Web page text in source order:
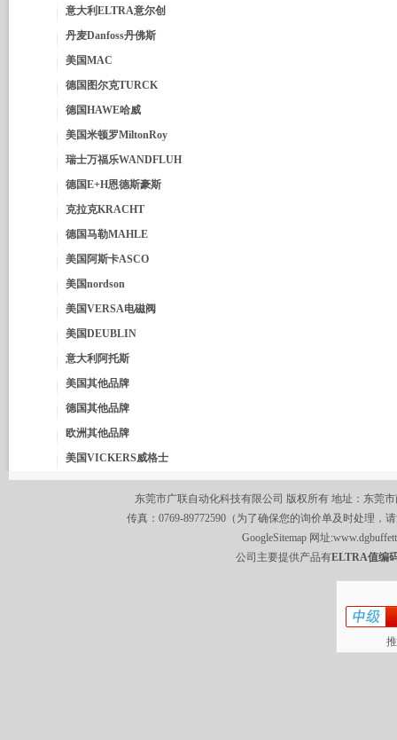
意大利ELTRA意尔创
丹麦Danfoss丹佛斯
美国MAC
德国图尔克TURCK
德国HAWE哈威
美国米顿罗MiltonRoy
瑞士万福乐WANDFLUH
德国E+H恩德斯豪斯
克拉克KRACHT
德国马勒MAHLE
美国阿斯卡ASCO
美国nordson
美国VERSA电磁阀
美国DEUBLIN
意大利阿托斯
美国其他品牌
德国其他品牌
欧洲其他品牌
美国VICKERS威格士
东莞市广联自动化科技有限公司 版权所有 地址：东莞
传真：0769-89772590（为了确保您的询价单及时处理，
GoogleSitemap 网址:
公司主要提供产品有ELTRA值编